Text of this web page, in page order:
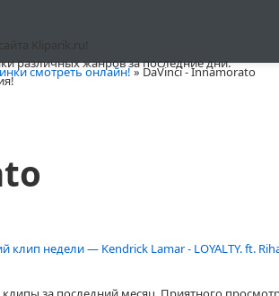
различных жанров за последние дни.
клип недели — Kendrick Lamar - LOYALTY. ft.
смотреть онлайн!» DaVinci - Innamorato